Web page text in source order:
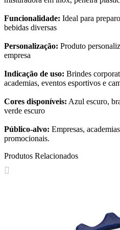
Funcionalidade: Ideal para
bebidas diversas
Personalização: Produto
empresa
Indicação de uso: Brindes
academias, eventos esportivos e
Cores disponíveis: Azul escuro,
verde escuro
Público-alvo: Empresas,
promocionais.
Produtos Relacionados